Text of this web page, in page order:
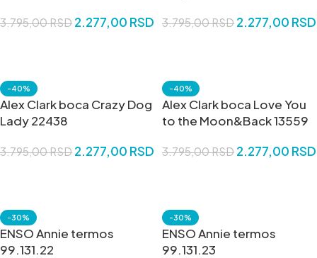
3.795,00RSD 2.277,00 RSD 3.795,00RSD 2.277,00 RSD
-40%
Alex Clark boca Crazy Dog
Lady 22438
3.795,00RSD 2.277,00 RSD
-40%
Alex Clark boca Love You
to the Moon&Back 13559
3.795,00RSD 2.277,00 RSD
-30%
ENSO Annie termos
99.131.22
-30%
ENSO Annie termos
99.131.23